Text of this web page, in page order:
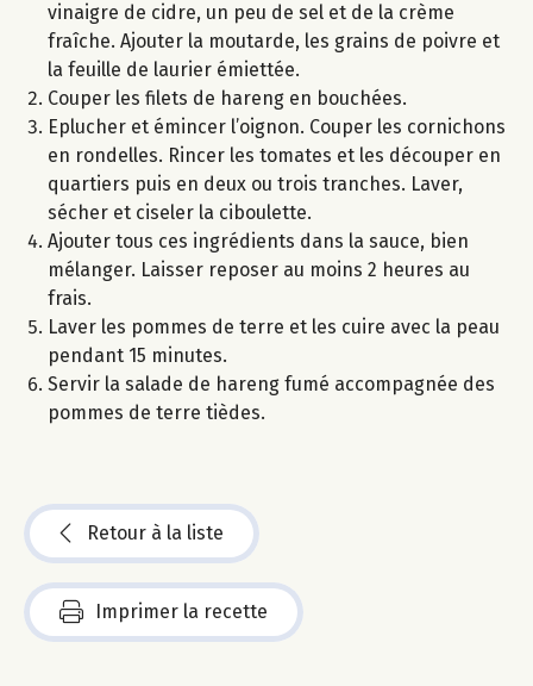
vinaigre de cidre, un peu de sel et de la crème
fraîche. Ajouter la moutarde, les grains de poivre et
la feuille de laurier émiettée.
Couper les filets de hareng en bouchées.
Eplucher et émincer l’oignon. Couper les cornichons
en rondelles. Rincer les tomates et les découper en
quartiers puis en deux ou trois tranches. Laver,
sécher et ciseler la ciboulette.
Ajouter tous ces ingrédients dans la sauce, bien
mélanger. Laisser reposer au moins 2 heures au
frais.
Laver les pommes de terre et les cuire avec la peau
pendant 15 minutes.
Servir la salade de hareng fumé accompagnée des
pommes de terre tièdes.
Retour à la liste
Imprimer la recette